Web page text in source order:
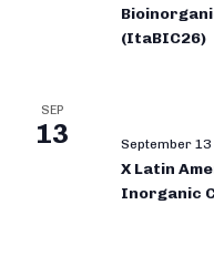
(ItaBIC26)
SEP
13 September 13
X Latin
Inorganic